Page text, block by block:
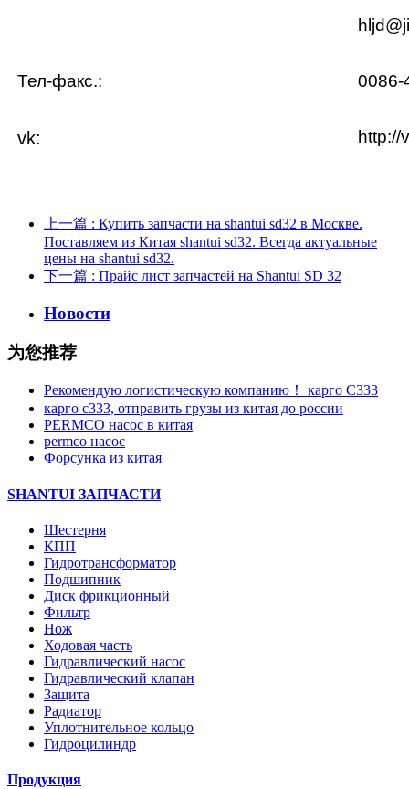
Тел-факс.: 0086-
vk: http://
上一篇 : Купить запчасти на shantui sd32 в Москве.
Поставляем из Китая shantui sd32. Всегда актуальные
цены на shantui sd32.
下一篇 : Прайс лист запчастей на Shantui SD 32
Новости
为您推荐
Рекомендую логистическую компанию！ карго C333
карго с333, отправить грузы из китая до россии
PERMCO насос в китая
permco насос
Форсунка из китая
SHANTUI ЗАПЧАСТИ
Шестерня
КПП
Гидротрансформатор
Подшипник
Диск фрикционный
Фильтр
Нож
Ходовая часть
Гидравлический насос
Гидравлический клапан
Защита
Радиатор
Уплотнительное кольцо
Гидроцилиндр
Продукция